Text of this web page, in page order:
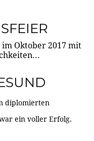
Oktober 2017 mit
diplomierten
ein voller Erfolg.